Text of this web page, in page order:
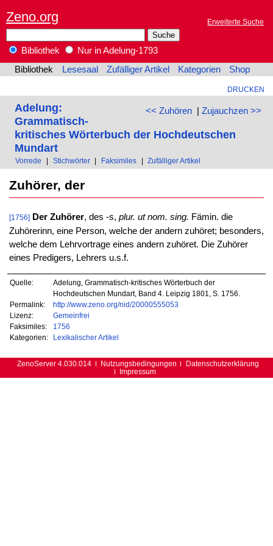
Zeno.org Erweiterte Suche
Bibliothek
Nur in Adelung-1793
Bibliothek
Lesesaal Zufälliger Artikel Kategorien Shop
DRUCKEN
<< Zuhören| Zujauchzen >>
Adelung:
Grammatisch-
kritisches Wörterbuch der Hochdeutschen
Mundart
Vorrede Stichwörter Faksimiles Zufälliger Artikel
Zuhörer, der
[1756] Der Zuhörer, des -s, plur. ut nom. sing. Fämin. die
Zuhörerinn, eine Person, welche der andern zuhöret; besonders,
welche dem Lehrvortrage eines andern zuhöret. Die Zuhörer
eines Predigers, Lehrers u.s.f.
Quelle:
Adelung, Grammatisch-kritisches Wörterbuch der
Hochdeutschen Mundart, Band 4. Leipzig 1801, S. 1756.
Permalink:
http://www.zeno.org/nid/20000555053
Lizenz:
Gemeinfrei
Faksimiles:
1756
Kategorien:
Lexikalischer Artikel
ZenoServer 4.030.014 Nutzungsbedingungen
Datenschutzerklärung
Impressum